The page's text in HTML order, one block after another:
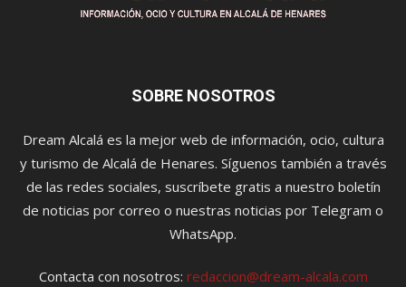
SOBRE NOSOTROS
Dream Alcalá es la mejor web de información, ocio, cultura
y turismo de Alcalá de Henares. Síguenos también a través
de las redes sociales, suscríbete gratis a nuestro boletín
de noticias por correo o nuestras noticias por Telegram o
WhatsApp.
Contacta con nosotros: redaccion@dream-alcala.com